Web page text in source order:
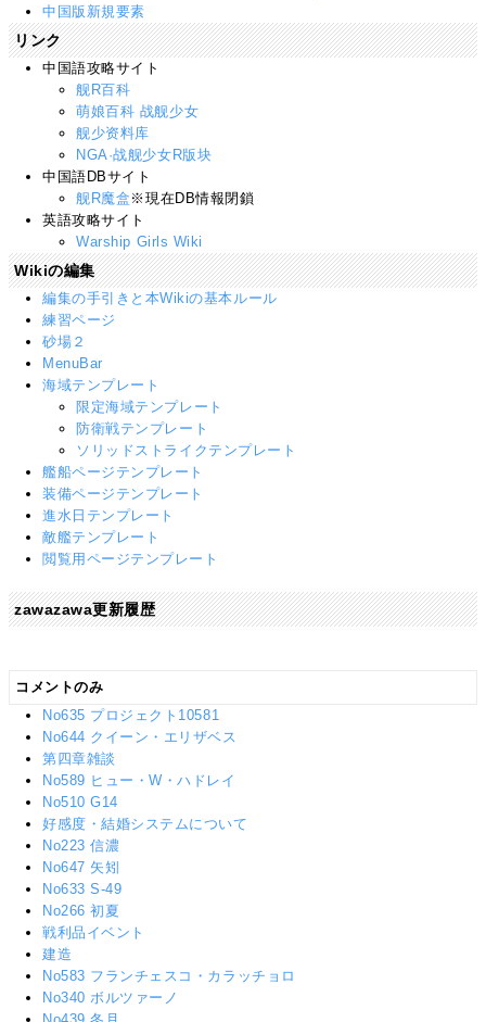
中国版新規要素
リンク
中国語攻略サイト
舰R百科
萌娘百科 战舰少女
舰少资料库
NGA·战舰少女R版块
中国語DBサイト
舰R魔盒 ※現在DB情報閉鎖
英語攻略サイト
Warship Girls Wiki
Wikiの編集
編集の手引きと本Wikiの基本ルール
練習ページ
砂場２
MenuBar
海域テンプレート
限定海域テンプレート
防衛戦テンプレート
ソリッドストライクテンプレート
艦船ページテンプレート
装備ページテンプレート
進水日テンプレート
敵艦テンプレート
閲覧用ページテンプレート
zawazawa更新履歴
コメントのみ
No635 プロジェクト10581
No644 クイーン・エリザベス
第四章雑談
No589 ヒュー・W・ハドレイ
No510 G14
好感度・結婚システムについて
No223 信濃
No647 矢矧
No633 S-49
No266 初夏
戦利品イベント
建造
No583 フランチェスコ・カラッチョロ
No340 ボルツァーノ